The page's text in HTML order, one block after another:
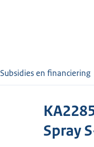
Subsidies en financiering
Spray